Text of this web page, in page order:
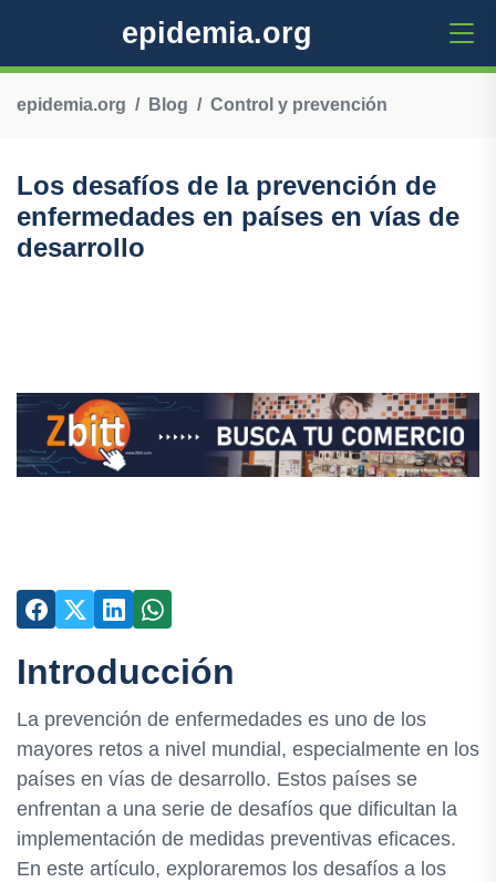
epidemia.org
epidemia.org Blog Control y prevención
Los desafíos de la prevención de
enfermedades en países en vías de
desarrollo
Introducción
La prevención de enfermedades es uno de los
mayores retos a nivel mundial, especialmente en los
países en vías de desarrollo. Estos países se
enfrentan a una serie de desafíos que dificultan la
implementación de medidas preventivas eficaces.
En este artículo, exploraremos los desafíos a los